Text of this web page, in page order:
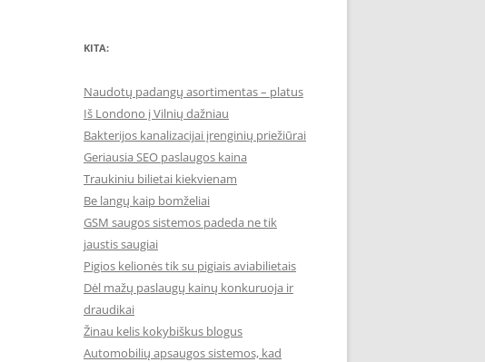
KITA:
Naudotų padangų asortimentas – platus
Iš Londono į Vilnių dažniau
Bakterijos kanalizacijai įrenginių priežiūrai
Geriausia SEO paslaugos kaina
Traukiniu bilietai kiekvienam
Be langų kaip bomželiai
GSM saugos sistemos padeda ne tik
jaustis saugiai
Pigios kelionės tik su pigiais aviabilietais
Dėl mažų paslaugų kainų konkuruoja ir
draudikai
Žinau kelis kokybiškus blogus
Automobilių apsaugos sistemos, kad